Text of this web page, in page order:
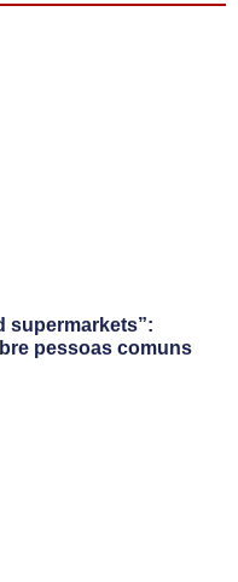
supermarkets”:
pessoas comuns